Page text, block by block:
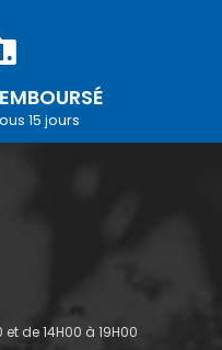
15 jours
de 14H00 à 19H00